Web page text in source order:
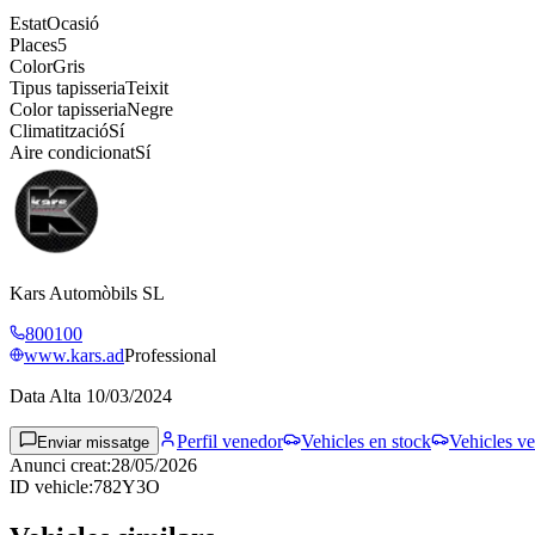
EstatOcasió
Places5
ColorGris
Tipus tapisseriaTeixit
Color tapisseriaNegre
ClimatitzacióSí
Aire condicionatSí
Kars Automòbils SL
800100
www.kars.adProfessional
Data Alta 10/03/2024
Enviar missatge Perfil venedor Vehicles en stock
Vehicles
Anunci creat:28/05/2026
ID vehicle:782Y3O